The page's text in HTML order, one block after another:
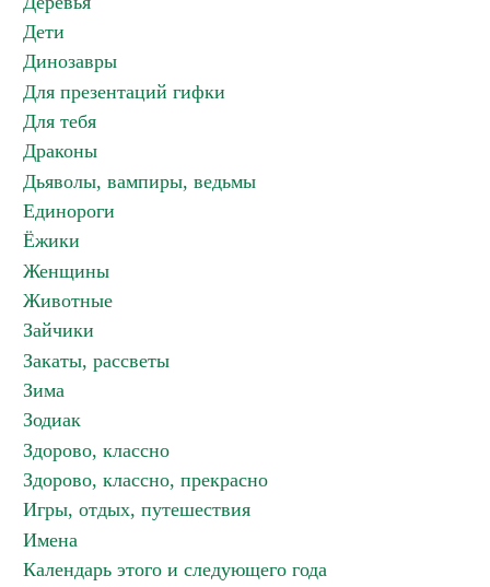
Дети
Динозавры
Для презентаций гифки
Для тебя
Драконы
Дьяволы, вампиры, ведьмы
Единороги
Ёжики
Женщины
Животные
Зайчики
Закаты, рассветы
Зима
Зодиак
Здорово, классно
Здорово, классно, прекрасно
Игры, отдых, путешествия
Имена
Календарь этого и следующего года